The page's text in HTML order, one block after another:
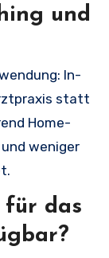
und
In-
statt
Home-
weniger
für das